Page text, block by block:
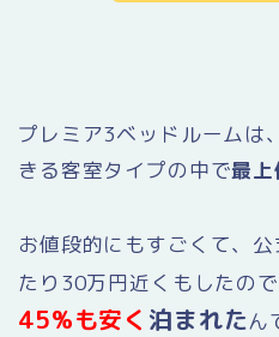
プレミア3ベッドルームは
きる客室タイプの中で最
お値段的にもすごくて、
たり30万円近くもしたので
45%も安く 泊まれたん